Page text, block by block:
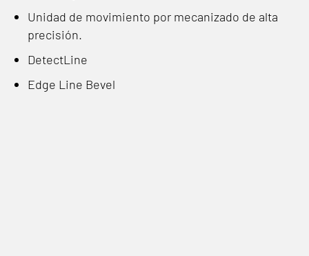
Unidad de movimiento por mecanizado de alta
precisión.
DetectLine
Edge Line Bevel